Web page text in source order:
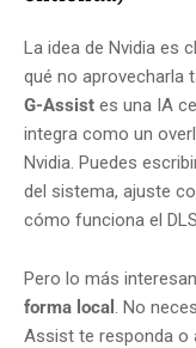
La idea de Nvidia es
qué no aprovecharla
G-Assist es una IA
integra como un
Nvidia. Puedes
del sistema, ajuste
cómo funciona el
Pero lo más
forma local . No
Assist te responda o